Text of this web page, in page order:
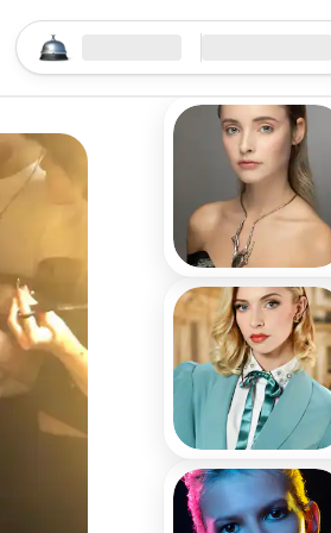
Commencer votre recherche
Emplacement Arrivée / Départ